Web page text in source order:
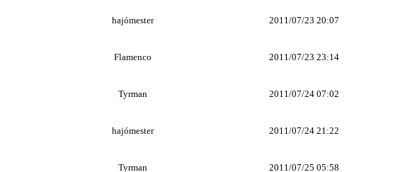
hajómester 2011/07/23 20:07
Flamenco 2011/07/23 23:14
Tyrman 2011/07/24 07:02
hajómester 2011/07/24 21:22
Tyrman 2011/07/25 05:58